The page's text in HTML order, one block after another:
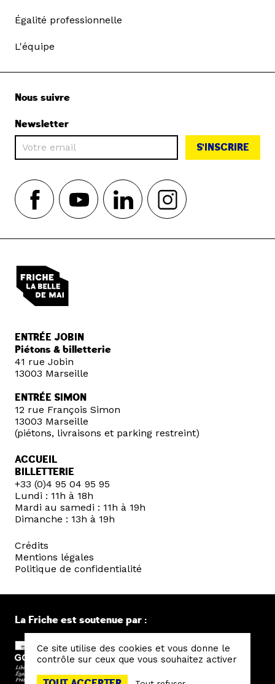
Égalité professionnelle
L'équipe
Nous suivre
Newsletter
S'INSCRIRE
ENTRÉE JOBIN
Piétons & billetterie
41 rue Jobin
13003 Marseille
ENTRÉE SIMON
12 rue François Simon
13003 Marseille
(piétons, livraisons et parking restreint)
ACCUEIL
BILLETTERIE
+33 (0)4 95 04 95 95
Lundi : 11h à 18h
Mardi au samedi : 11h à 19h
Dimanche : 13h à 19h
Crédits
Mentions légales
Politique de confidentialité
La Friche est soutenue par :
Ce site utilise des cookies et vous donne le
contrôle sur ceux que vous souhaitez activer